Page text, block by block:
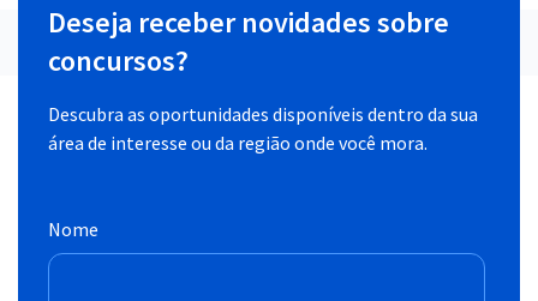
Deseja receber novidades sobre
concursos?
Descubra as oportunidades disponíveis dentro da sua
área de interesse ou da região onde você mora.
Nome